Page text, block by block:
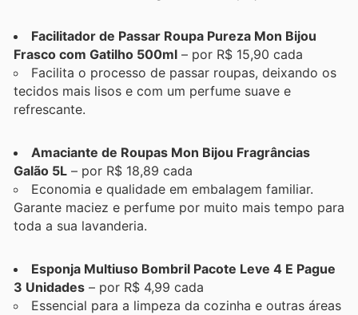
Facilitador de Passar Roupa Pureza Mon Bijou
Frasco com Gatilho 500ml – por R$ 15,90 cada
Facilita o processo de passar roupas, deixando os
tecidos mais lisos e com um perfume suave e
refrescante.
Amaciante de Roupas Mon Bijou Fragrâncias
Galão 5L – por R$ 18,89 cada
Economia e qualidade em embalagem familiar.
Garante maciez e perfume por muito mais tempo para
toda a sua lavanderia.
Esponja Multiuso Bombril Pacote Leve 4 E Pague
3 Unidades – por R$ 4,99 cada
Essencial para a limpeza da cozinha e outras áreas